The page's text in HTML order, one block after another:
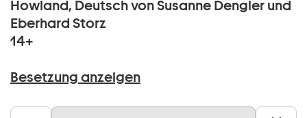
Howland, Deutsch von Susanne Dengler und
Eberhard Storz
14+
Besetzung anzeigen